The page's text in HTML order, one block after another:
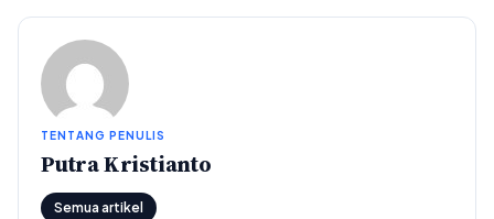
TENTANG PENULIS
Putra Kristianto
Semua artikel